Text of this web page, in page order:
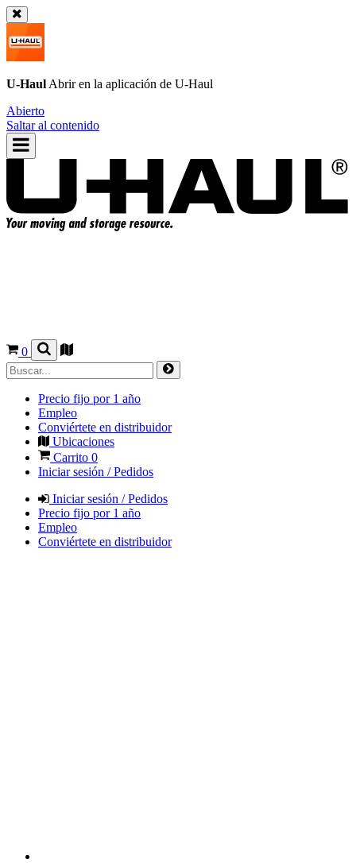
U-Haul Abrir en la aplicación de U-Haul
Abierto
Saltar al contenido
0
Precio fijo por 1 año
Empleo
Conviértete en distribuidor
Ubicaciones
Carrito 0
Iniciar sesión / Pedidos
Iniciar sesión / Pedidos
Precio fijo por 1 año
Empleo
Conviértete en distribuidor